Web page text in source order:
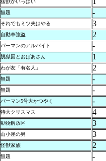
猛獣がいっぱい
無題 -
それでもミツ夫はやる 3
自動車強盗 2
パーマンのアルバイト -
脱獄囚とおばあさん 1
わが友「有名人」 2
無題 -
無題 -
パーマン5号大かつやく -
特大クリスマス 4
動物解放区 3
山小屋の男 3
怪獣家族 2
無題 -